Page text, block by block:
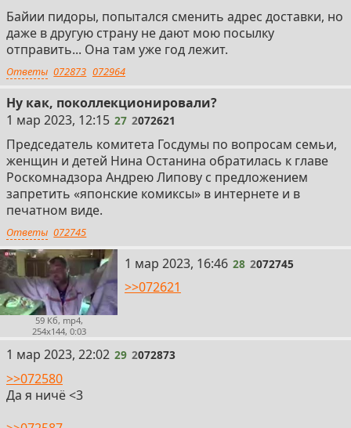
Байии пидоры, попытался сменить адрес доставки, но
даже в другую страну не дают мою посылку
отправить... Она там уже год лежит.
Ответы 072873 072964
Ну как, поколлекционировали?
27
1 мар 2023, 12:15 27 2072621
Председатель комитета Госдумы по вопросам семьи,
женщин и детей Нина Останина обратилась к главе
Роскомнадзора Андрею Липову с предложением
запретить «японские комиксы» в интернете и в
печатном виде.
Ответы 072745
59 Кб, mp4,
254x144, 0:03
28
1 мар 2023, 16:46 28 2072745
>>072621
29
1 мар 2023, 22:02 29 2072873
>>072580
Да я ничё <3